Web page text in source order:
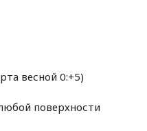
весной 0:+5)
поверхности